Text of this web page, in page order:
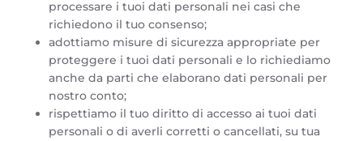
processare i tuoi dati personali nei casi che
richiedono il tuo consenso;
adottiamo misure di sicurezza appropriate per
proteggere i tuoi dati personali e lo richiediamo
anche da parti che elaborano dati personali per
nostro conto;
rispettiamo il tuo diritto di accesso ai tuoi dati
personali o di averli corretti o cancellati, su tua